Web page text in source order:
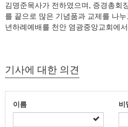
김명준목사가 전하였으며 , 증경총회
를 끝으로 많은 기념품과 교제를 나누
년하례예배를 천안 염광중앙교회에
기사에 대한 의견
이름 비